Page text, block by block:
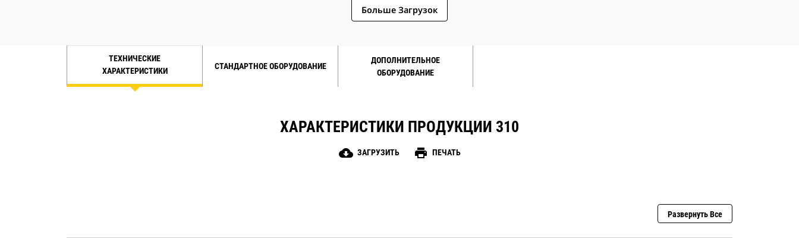
Больше Загрузок
ТЕХНИЧЕСКИЕ
ХАРАКТЕРИСТИКИ
СТАНДАРТНОЕ ОБОРУДОВАНИЕ
ДОПОЛНИТЕЛЬНОЕ
ОБОРУДОВАНИЕ
ХАРАКТЕРИСТИКИ ПРОДУКЦИИ 310
cloud_download ЗАГРУЗИТЬ print ПЕЧАТЬ
Развернуть Все